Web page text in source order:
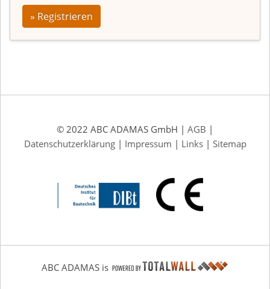
» Registrieren
© 2022 ABC ADAMAS GmbH | AGB |
Datenschutzerklärung| Impressum | Links| Sitemap
ABC ADAMAS is